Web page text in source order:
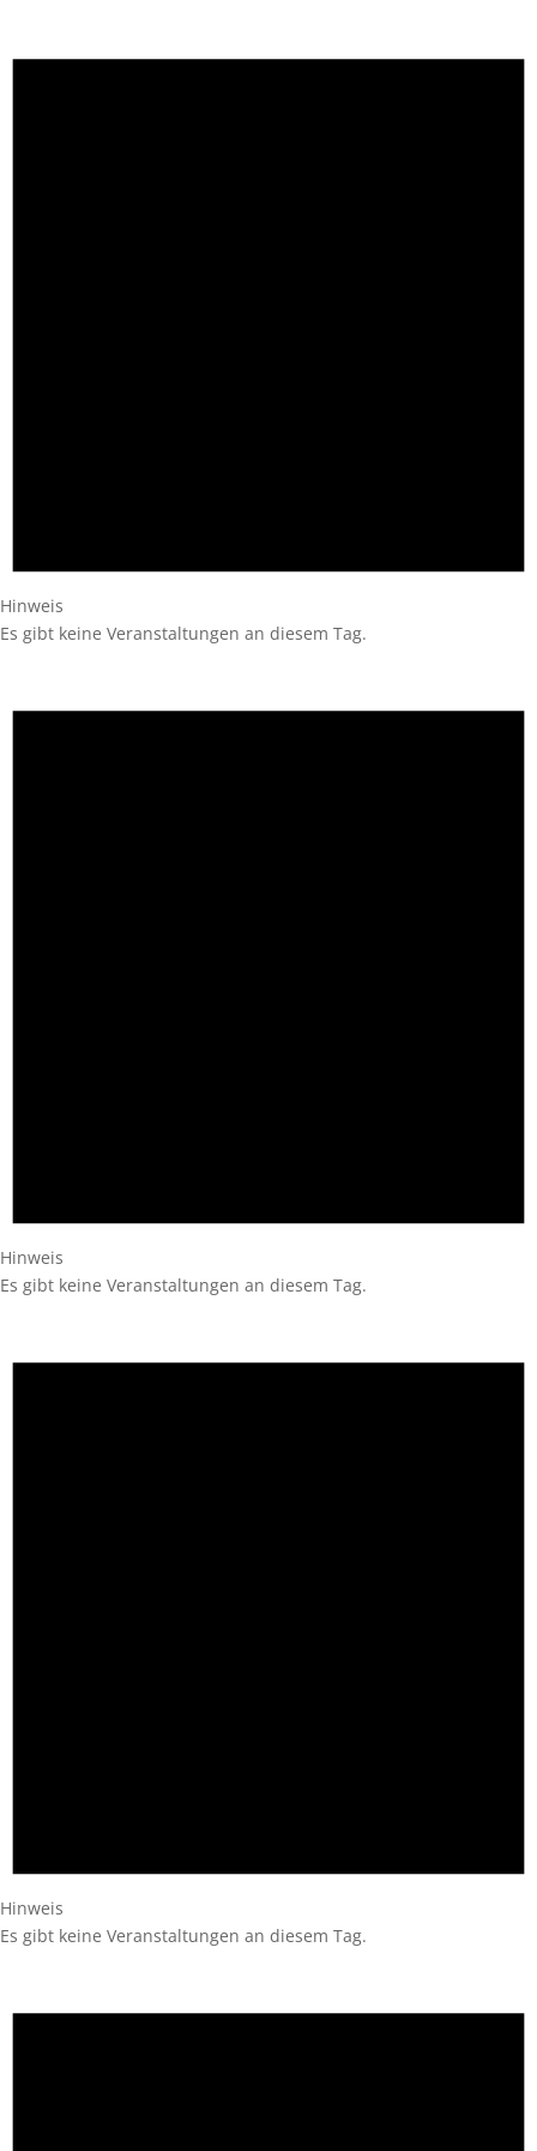
Hinweis
Es gibt keine Veranstaltungen an diesem Tag.
Hinweis
Es gibt keine Veranstaltungen an diesem Tag.
Hinweis
Es gibt keine Veranstaltungen an diesem Tag.